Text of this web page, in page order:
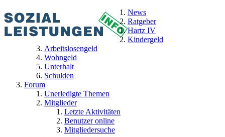
News
Ratgeber
Hartz IV
Kindergeld
Arbeitslosengeld
Wohngeld
Unterhalt
Schulden
Forum
Unerledigte Themen
Mitglieder
Letzte Aktivitäten
Benutzer online
Mitgliedersuche